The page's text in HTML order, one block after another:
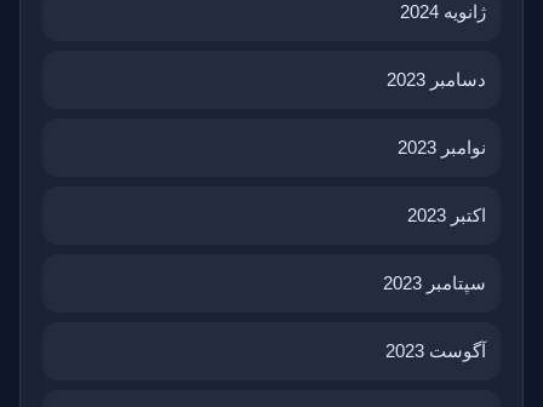
ژانویه 2024
دسامبر 2023
نوامبر 2023
اکتبر 2023
سپتامبر 2023
آگوست 2023